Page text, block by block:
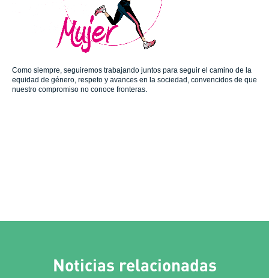
Como siempre, seguiremos trabajando juntos para seguir el camino de la
equidad de género, respeto y avances en la sociedad, convencidos de que
nuestro compromiso no conoce fronteras.
Noticias relacionadas